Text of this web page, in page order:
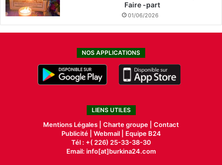
Faire -part
01/06/2026
NOS APPLICATIONS
LIENS UTILES
Mentions Légales | Charte groupe | Contact
Publicité| Webmail |
Equipe B24
Tél : +( 226) 25-33-38-30
Email: info[at]burkina24.com